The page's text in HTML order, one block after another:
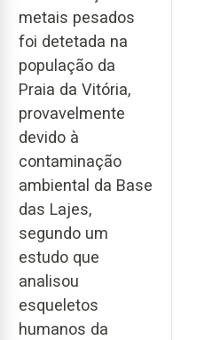
metais pesados
foi detetada na
população da
Praia da Vitória,
provavelmente
devido à
contaminação
ambiental da Base
das Lajes,
segundo um
estudo que
analisou
esqueletos
humanos da